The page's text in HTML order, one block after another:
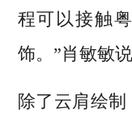
程可以接触
饰。”肖敏敏说
除了云肩绘